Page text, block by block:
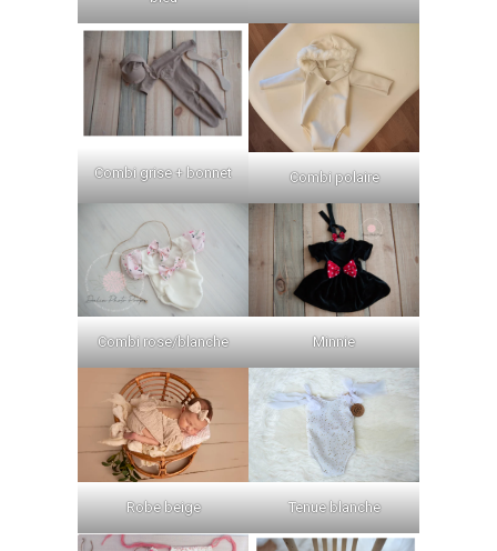
Combi grise + bonnet Combi polaire
Combi rose/blanche Minnie
Robe beige Tenue blanche